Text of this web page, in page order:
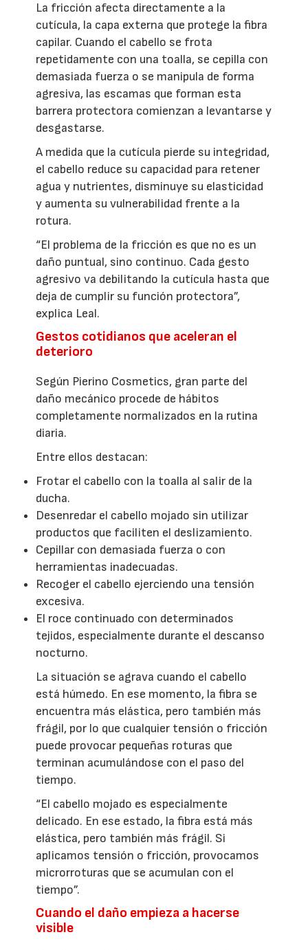
La fricción afecta directamente a la
cutícula, la capa externa que protege la fibra
capilar. Cuando el cabello se frota
repetidamente con una toalla, se cepilla con
demasiada fuerza o se manipula de forma
agresiva, las escamas que forman esta
barrera protectora comienzan a levantarse y
desgastarse.
A medida que la cutícula pierde su integridad,
el cabello reduce su capacidad para retener
agua y nutrientes, disminuye su elasticidad
y aumenta su vulnerabilidad frente a la
rotura.
“El problema de la fricción es que no es un
daño puntual, sino continuo. Cada gesto
agresivo va debilitando la cutícula hasta que
deja de cumplir su función protectora”,
explica Leal.
Gestos cotidianos que aceleran el
deterioro
Según Pierino Cosmetics, gran parte del
daño mecánico procede de hábitos
completamente normalizados en la rutina
diaria.
Entre ellos destacan:
Frotar el cabello con la toalla al salir de la
ducha.
Desenredar el cabello mojado sin utilizar
productos que faciliten el deslizamiento.
Cepillar con demasiada fuerza o con
herramientas inadecuadas.
Recoger el cabello ejerciendo una tensión
excesiva.
El roce continuado con determinados
tejidos, especialmente durante el descanso
nocturno.
La situación se agrava cuando el cabello
está húmedo. En ese momento, la fibra se
encuentra más elástica, pero también más
frágil, por lo que cualquier tensión o fricción
puede provocar pequeñas roturas que
terminan acumulándose con el paso del
tiempo.
“El cabello mojado es especialmente
delicado. En ese estado, la fibra está más
elástica, pero también más frágil. Si
aplicamos tensión o fricción, provocamos
microrroturas que se acumulan con el
tiempo”.
Cuando el daño empieza a hacerse
visible